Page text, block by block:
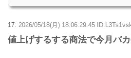
17: 2026/05/18(月) 18:06:29.45
値上げするする商法で今月バ